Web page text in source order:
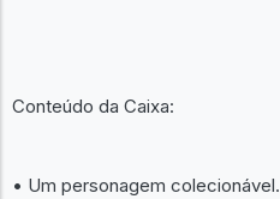
Conteúdo da Caixa:
• Um personagem colecionável.